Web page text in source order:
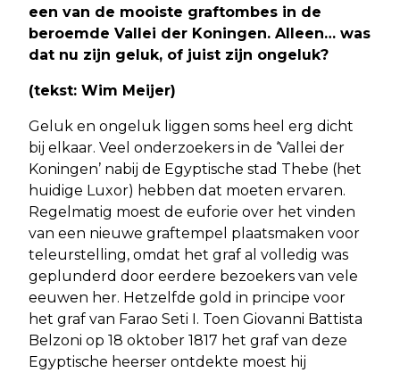
een van de mooiste graftombes in de
beroemde Vallei der Koningen. Alleen… was
dat nu zijn geluk, of juist zijn ongeluk?
(tekst: Wim Meijer)
Geluk en ongeluk liggen soms heel erg dicht
bij elkaar. Veel onderzoekers in de ‘Vallei der
Koningen’ nabij de Egyptische stad Thebe (het
huidige Luxor) hebben dat moeten ervaren.
Regelmatig moest de euforie over het vinden
van een nieuwe graftempel plaatsmaken voor
teleurstelling, omdat het graf al volledig was
geplunderd door eerdere bezoekers van vele
eeuwen her. Hetzelfde gold in principe voor
het graf van Farao Seti I. Toen Giovanni Battista
Belzoni op 18 oktober 1817 het graf van deze
Egyptische heerser ontdekte moest hij